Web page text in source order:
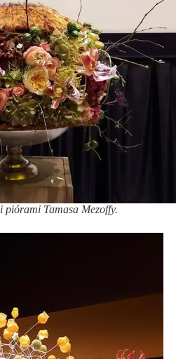
piórami Tamasa Mezoffy.